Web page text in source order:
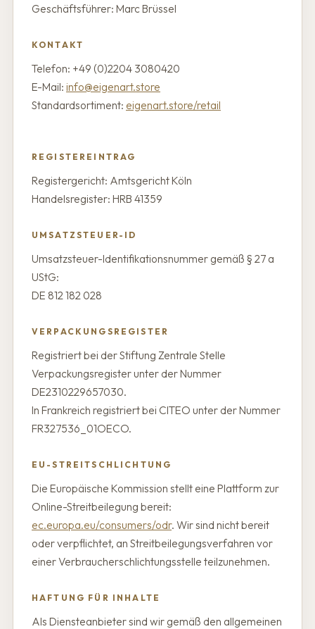
Geschäftsführer: Marc Brüssel
KONTAKT
Telefon: +49 (0)2204 3080420
E-Mail: info@eigenart.store
Standardsortiment: eigenart.store/retail
REGISTEREINTRAG
Registergericht: Amtsgericht Köln
Handelsregister: HRB 41359
UMSATZSTEUER-ID
Umsatzsteuer-Identifikationsnummer gemäß § 27 a
UStG:
DE 812 182 028
VERPACKUNGSREGISTER
Registriert bei der Stiftung Zentrale Stelle
Verpackungsregister unter der Nummer
DE2310229657030.
In Frankreich registriert bei CITEO unter der Nummer
FR327536_01OECO.
EU-STREITSCHLICHTUNG
Die Europäische Kommission stellt eine Plattform zur
Online-Streitbeilegung bereit:
ec.europa.eu/consumers/odr. Wir sind nicht bereit
oder verpflichtet, an Streitbeilegungsverfahren vor
einer Verbraucherschlichtungsstelle teilzunehmen.
HAFTUNG FÜR INHALTE
Als Diensteanbieter sind wir gemäß den allgemeinen